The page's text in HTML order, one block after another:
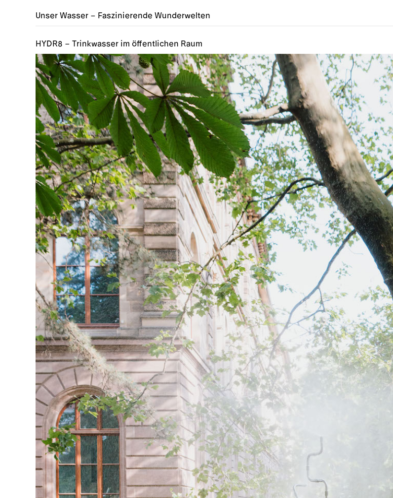
Unser Wasser – Faszinierende Wunderwelten
HYDR8 – Trinkwasser im öffentlichen Raum